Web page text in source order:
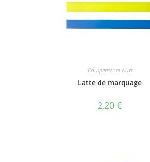
Equipements club
Latte de marquage
2,20 €